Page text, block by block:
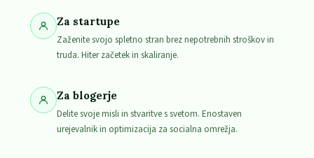
Za startupe
Zaženite svojo spletno stran brez nepotrebnih stroškov in
truda. Hiter začetek in skaliranje.
Za blogerje
Delite svoje misli in stvaritve s svetom. Enostaven
urejevalnik in optimizacija za socialna omrežja.